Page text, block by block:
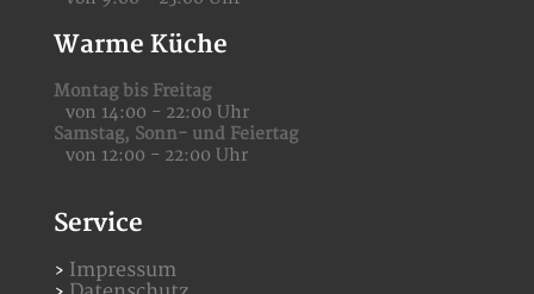
Warme Küche
Montag bis Freitag
von 14:00 - 22:00 Uhr
Samstag, Sonn- und Feiertag
von 12:00 - 22:00 Uhr
Service
Impressum